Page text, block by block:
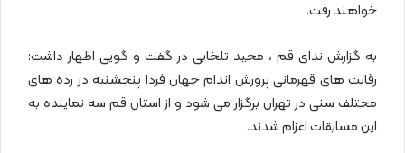
خواهند رفت.
به گزارش ندای قم ، مجید تلخابی در گفت و گویی اظهار داشت:
رقابت های قهرمانی پرورش اندام جهان فردا پنجشنبه در رده های
مختلف سنی در تهران برگزار می شود و از استان قم سه نماینده به
این مسابقات اعزام شدند.